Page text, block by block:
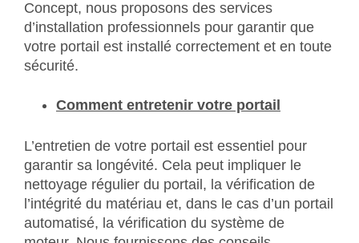
Concept, nous proposons des services
d’installation professionnels pour garantir que
votre portail est installé correctement et en toute
sécurité.
Comment entretenir votre portail
L’entretien de votre portail est essentiel pour
garantir sa longévité. Cela peut impliquer le
nettoyage régulier du portail, la vérification de
l’intégrité du matériau et, dans le cas d’un portail
automatisé, la vérification du système de